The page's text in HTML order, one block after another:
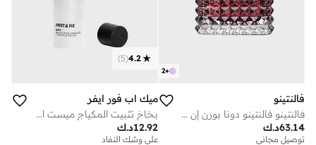
+
2
فالنتينو
فالنتينو فالنتينو دونا بورن إن روما إنتنس أو دو بارفان بخاخ 3.4 أونصة/100 مل
د.ك63.14
توصيل مجاني
4.2
(
5
)
ميك اب فور ايفر
بخاخ تثبيت المكياج ميست اند فيكس
د.ك12.92
على وشك النفاد